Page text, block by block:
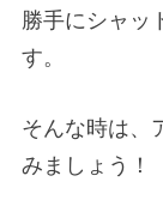
勝手にシャッ
す。
そんな時は、
みましょう！